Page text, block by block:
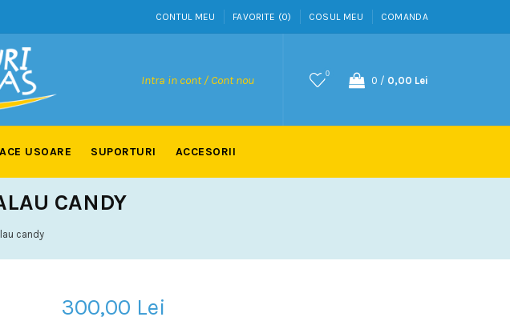
CONTUL MEU FAVORITE (0) COSUL MEU COMANDA
Intra in cont / Cont nou 0
0 / 0,00 Lei
USOARE SUPORTURI ACCESORII
CANDY
candy
300,00 Lei